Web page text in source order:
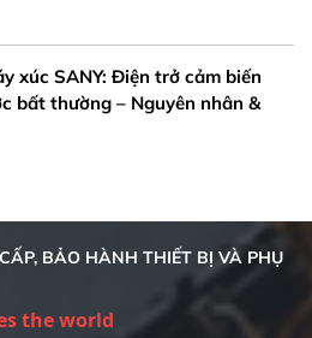
xúc SANY: Điện trở cảm biến
bất thường – Nguyên nhân &
BẢO HÀNH THIẾT BỊ VÀ PHỤ